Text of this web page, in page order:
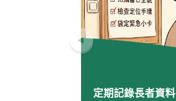
定期記錄長者資料